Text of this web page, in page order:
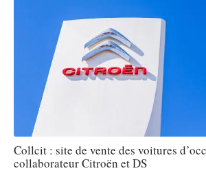
Collcit : site de vente des voitures
collaborateur Citroën et DS